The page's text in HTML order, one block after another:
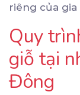
riêng của gia
Quy
giỗ tại
Đông